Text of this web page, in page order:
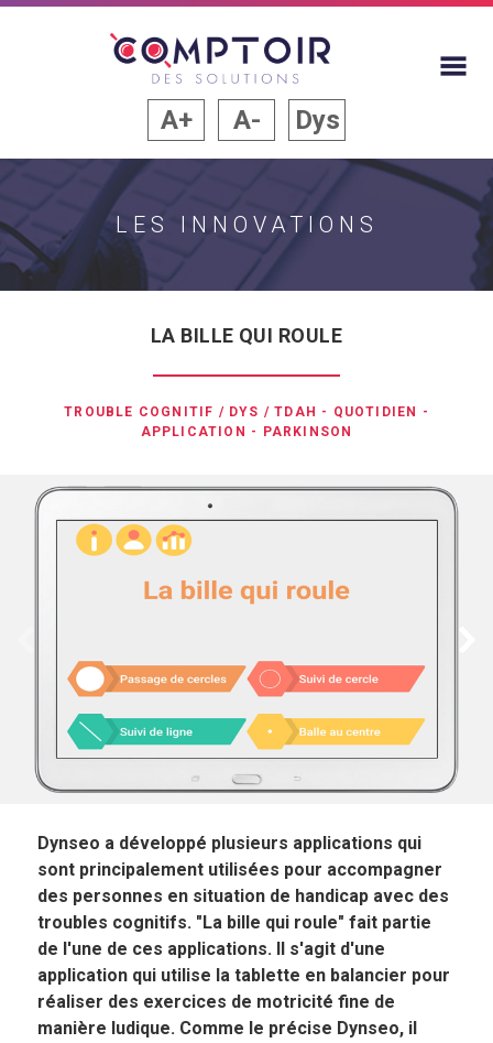
A+ A- Dys
LES INNOVATIONS
LA BILLE QUI ROULE
TROUBLE COGNITIF / DYS / TDAH - QUOTIDIEN
-
APPLICATION - PARKINSON
Dynseo a développé plusieurs applications qui
sont principalement utilisées pour accompagner
des personnes en situation de handicap avec des
troubles cognitifs. "La bille qui roule" fait partie
de l'une de ces applications. Il s'agit d'une
application qui utilise la tablette en balancier pour
réaliser des exercices de motricité fine de
manière ludique. Comme le précise Dynseo, il